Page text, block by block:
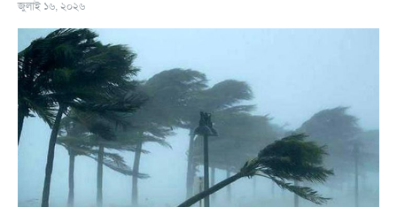
জুলাই ১৬, ২০২৬